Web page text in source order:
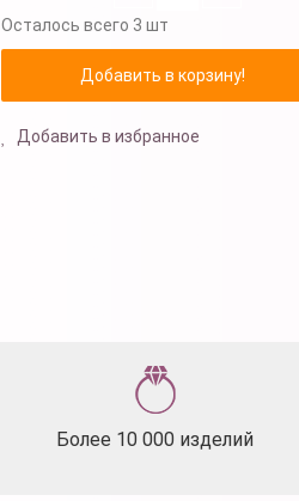
Осталось всего 3 шт
Добавить в избранное
Более 10 000 изделий